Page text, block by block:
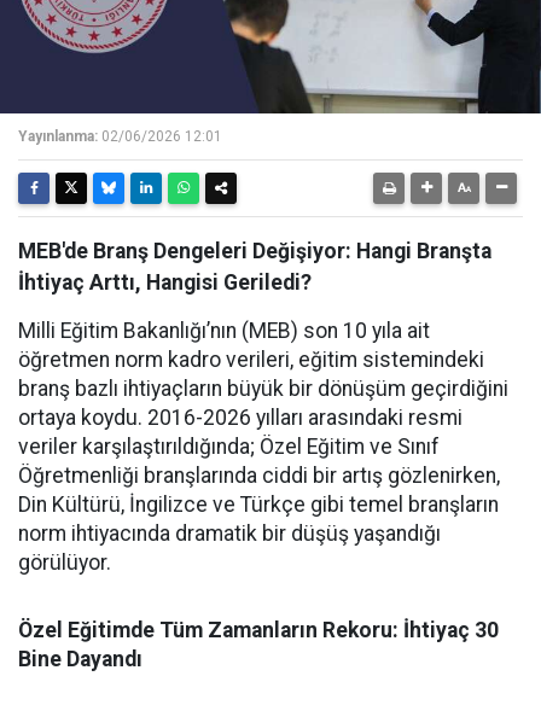
Yayınlanma: 02/06/2026 12:01
MEB'de Branş Dengeleri Değişiyor: Hangi Branşta
İhtiyaç Arttı, Hangisi Geriledi?
Milli Eğitim Bakanlığı’nın (MEB) son 10 yıla ait
öğretmen norm kadro verileri, eğitim sistemindeki
branş bazlı ihtiyaçların büyük bir dönüşüm geçirdiğini
ortaya koydu. 2016-2026 yılları arasındaki resmi
veriler karşılaştırıldığında; Özel Eğitim ve Sınıf
Öğretmenliği branşlarında ciddi bir artış gözlenirken,
Din Kültürü, İngilizce ve Türkçe gibi temel branşların
norm ihtiyacında dramatik bir düşüş yaşandığı
görülüyor.
Özel Eğitimde Tüm Zamanların Rekoru: İhtiyaç 30
Bine Dayandı